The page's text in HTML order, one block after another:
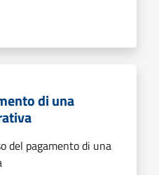
di una
del pagamento di una